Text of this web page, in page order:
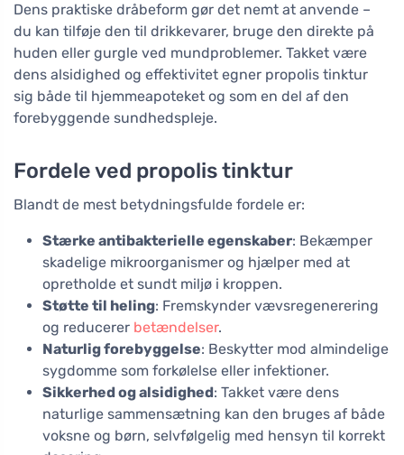
Dens praktiske dråbeform gør det nemt at anvende –
du kan tilføje den til drikkevarer, bruge den direkte på
huden eller gurgle ved mundproblemer. Takket være
dens alsidighed og effektivitet egner propolis tinktur
sig både til hjemmeapoteket og som en del af den
forebyggende sundhedspleje.
Fordele ved propolis tinktur
Blandt de mest betydningsfulde fordele er:
Stærke antibakterielle egenskaber: Bekæmper
skadelige mikroorganismer og hjælper med at
opretholde et sundt miljø i kroppen.
Støtte til heling: Fremskynder vævsregenerering
og reducerer betændelser.
Naturlig forebyggelse: Beskytter mod almindelige
sygdomme som forkølelse eller infektioner.
Sikkerhed og alsidighed: Takket være dens
naturlige sammensætning kan den bruges af både
voksne og børn, selvfølgelig med hensyn til korrekt